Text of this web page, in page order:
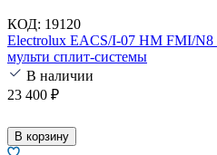
КОД: 19120
Electrolux EACS/I-07 HM FMI/
мульти сплит-системы
В наличии
23 400 ₽
В корзину